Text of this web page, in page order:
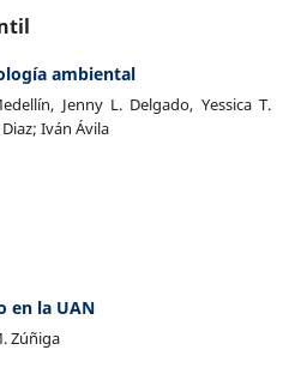
ambiental
Jenny L. Delgado, Yessica T.
Iván Ávila
en la UAN
Zúñiga